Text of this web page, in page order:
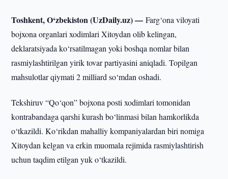
Toshkent, O‘zbekiston (UzDaily.uz) —Farg‘ona viloyati
bojxona organlari xodimlari Xitoydan olib kelingan,
deklaratsiyada ko‘rsatilmagan yoki boshqa nomlar bilan
rasmiylashtirilgan yirik tovar partiyasini aniqladi. Topilgan
mahsulotlar qiymati 2 milliard so‘mdan oshadi.
Tekshiruv “Qo‘qon” bojxona posti xodimlari tomonidan
kontrabandaga qarshi kurash bo‘linmasi bilan hamkorlikda
o‘tkazildi. Ko‘rikdan mahalliy kompaniyalardan biri nomiga
Xitoydan kelgan va erkin muomala rejimida rasmiylashtirish
uchun taqdim etilgan yuk o‘tkazildi.